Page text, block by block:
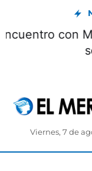
Encuentro con
Viernes, 7 de